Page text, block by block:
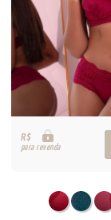
R$
para revenda